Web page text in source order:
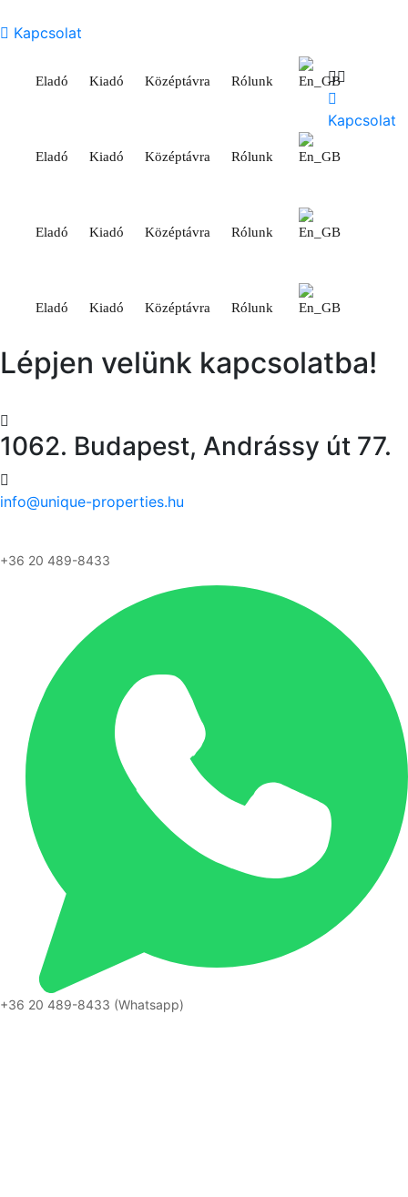
Kapcsolat
Eladó Kiadó Középtávra Rólunk
Eladó Kiadó Középtávra Rólunk
Eladó Kiadó Középtávra Rólunk
Eladó Kiadó Középtávra Rólunk
Kapcsolat
Lépjen velünk kapcsolatba!
1062. Budapest, Andrássy út 77.
info@unique-properties.hu
+36 20 489-8433
+36 20 489-8433 (Whatsapp)